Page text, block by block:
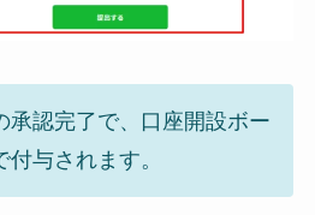
承認完了で、口座開設ボー
与されます。